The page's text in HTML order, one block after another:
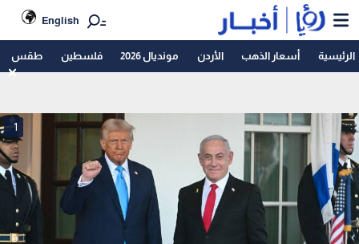
English
الرئيسية أسعار الذهب الأردن مونديال 2026 فلسطين طقس
1